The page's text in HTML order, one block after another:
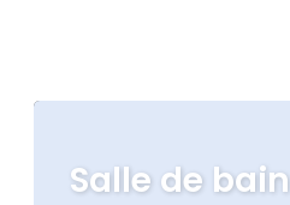
Salle de bain